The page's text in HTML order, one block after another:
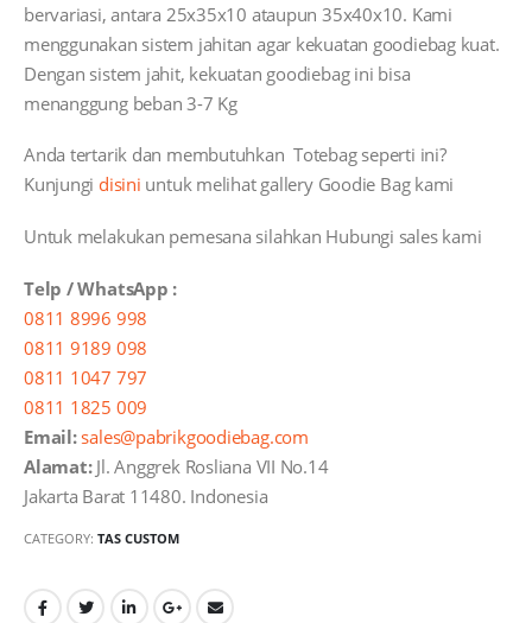
bervariasi, antara 25x35x10 ataupun 35x40x10. Kami
menggunakan sistem jahitan agar kekuatan goodiebag kuat.
Dengan sistem jahit, kekuatan goodiebag ini bisa
menanggung beban 3-7 Kg
Anda tertarik dan membutuhkan Totebag seperti ini?
Kunjungi disini untuk melihat gallery Goodie Bag kami
Untuk melakukan pemesana silahkan Hubungi sales kami
Telp / WhatsApp :
0811 8996 998
0811 9189 098
0811 1047 797
0811 1825 009
Email: sales@pabrikgoodiebag.com
Alamat:Jl. Anggrek Rosliana VII No.14
Jakarta Barat 11480. Indonesia
CATEGORY: TAS CUSTOM